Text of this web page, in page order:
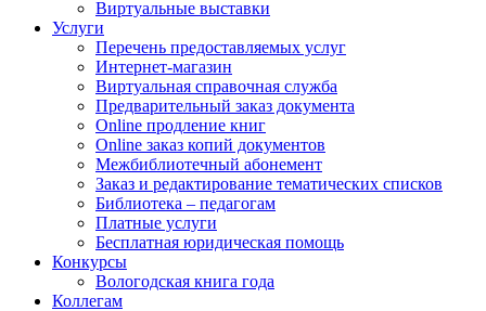
Виртуальные выставки
Услуги
Перечень предоставляемых услуг
Интернет-магазин
Виртуальная справочная служба
Предварительный заказ документа
Online продление книг
Online заказ копий документов
Межбиблиотечный абонемент
Заказ и редактирование тематических списков
Библиотека – педагогам
Платные услуги
Бесплатная юридическая помощь
Конкурсы
Вологодская книга года
Коллегам